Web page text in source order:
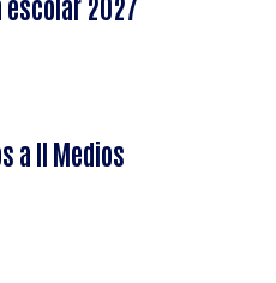
a ll Medios